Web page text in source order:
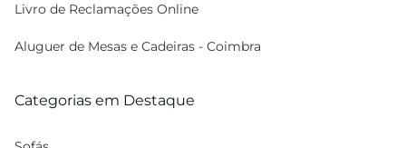
Livro de Reclamações Online
Aluguer de Mesas e Cadeiras - Coimbra
Categorias em Destaque